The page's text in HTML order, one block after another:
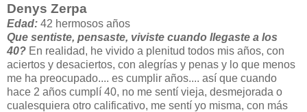
Denys Zerpa
Edad: 42 hermosos años
Que sentiste, pensaste, viviste cuando llegaste a los
40? En realidad, he vivido a plenitud todos mis años, con
aciertos y desaciertos, con alegrías y penas y lo que menos
me ha preocupado.... es cumplir años.... así que cuando
hace 2 años cumplí 40, no me sentí vieja, desmejorada o
cualesquiera otro calificativo, me sentí yo misma, con más